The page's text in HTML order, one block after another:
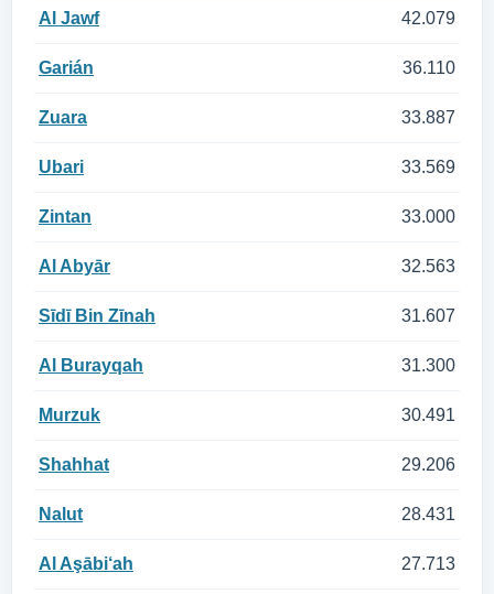
Al Jawf 42.079
Garián 36.110
Zuara 33.887
Ubari 33.569
Zintan 33.000
Al Abyār 32.563
Sīdī Bin Zīnah 31.607
Al Burayqah 31.300
Murzuk 30.491
Shahhat 29.206
Nalut 28.431
Al Aşābi‘ah 27.713